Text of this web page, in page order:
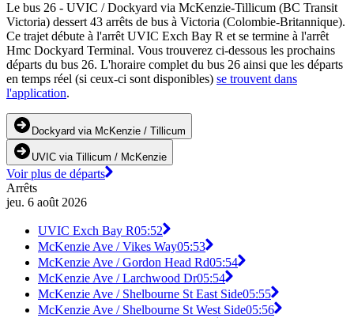
Le bus 26 - UVIC / Dockyard via McKenzie-Tillicum (BC Transit
Victoria) dessert 43 arrêts de bus à Victoria (Colombie-Britannique).
Ce trajet débute à l'arrêt UVIC Exch Bay R et se termine à l'arrêt
Hmc Dockyard Terminal. Vous trouverez ci-dessous les prochains
départs du bus 26. L'horaire complet du bus 26 ainsi que les départs
en temps réel (si ceux-ci sont disponibles) se trouvent dans
l'application.
Dockyard via McKenzie / Tillicum
UVIC via Tillicum / McKenzie
Voir plus de départs
Arrêts
jeu. 6 août 2026
UVIC Exch Bay R05:52
McKenzie Ave / Vikes Way05:53
McKenzie Ave / Gordon Head Rd05:54
McKenzie Ave / Larchwood Dr05:54
McKenzie Ave / Shelbourne St East Side05:55
McKenzie Ave / Shelbourne St West Side05:56